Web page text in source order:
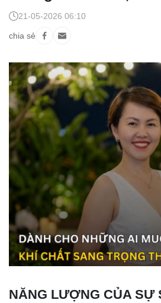
chia sẻ
21-05-2026 06:10
NĂNG LƯỢNG CỦA SỰ